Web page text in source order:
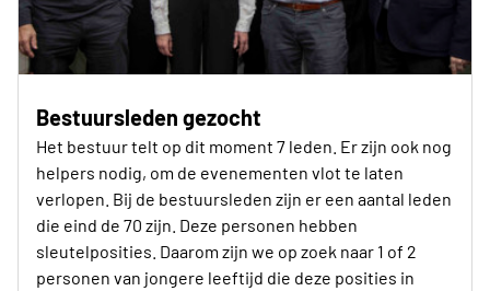
Bestuursleden gezocht
Het bestuur telt op dit moment 7 leden. Er zijn ook nog
helpers nodig, om de evenementen vlot te laten
verlopen. Bij de bestuursleden zijn er een aantal leden
die eind de 70 zijn. Deze personen hebben
sleutelposities. Daarom zijn we op zoek naar 1 of 2
personen van jongere leeftijd die deze posities in